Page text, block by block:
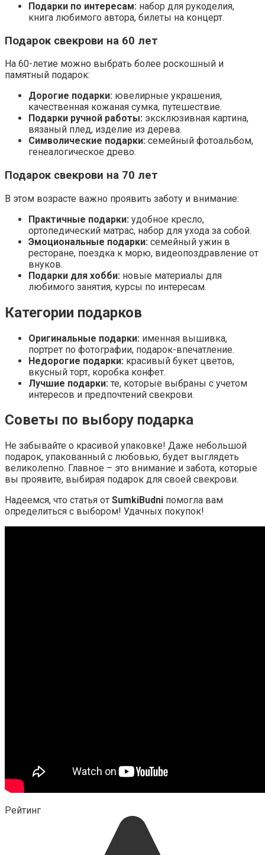
Подарки по интересам: набор для рукоделия,
книга любимого автора, билеты на концерт.
Подарок свекрови на 60 лет
На 60-летие можно выбрать более роскошный и
памятный подарок:
Дорогие подарки: ювелирные украшения,
качественная кожаная сумка, путешествие.
Подарки ручной работы: эксклюзивная картина,
вязаный плед, изделие из дерева.
Символические подарки: семейный фотоальбом,
генеалогическое древо.
Подарок свекрови на 70 лет
В этом возрасте важно проявить заботу и внимание:
Практичные подарки: удобное кресло,
ортопедический матрас, набор для ухода за собой.
Эмоциональные подарки: семейный ужин в
ресторане, поездка к морю, видеопоздравление от
внуков.
Подарки для хобби: новые материалы для
любимого занятия, курсы по интересам.
Категории подарков
Оригинальные подарки: именная вышивка,
портрет по фотографии, подарок-впечатление.
Недорогие подарки: красивый букет цветов,
вкусный торт, коробка конфет.
Лучшие подарки: те, которые выбраны с учетом
интересов и предпочтений свекрови.
Советы по выбору подарка
Не забывайте о красивой упаковке! Даже небольшой
подарок, упакованный с любовью, будет выглядеть
великолепно. Главное – это внимание и забота, которые
вы проявите, выбирая подарок для своей свекрови.
Надеемся, что статья от SumkiBudni помогла вам
определиться с выбором! Удачных покупок!
Рейтинг